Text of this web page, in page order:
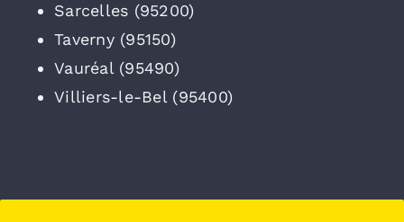
Sarcelles (95200)
Taverny (95150)
Vauréal (95490)
Villiers-le-Bel (95400)